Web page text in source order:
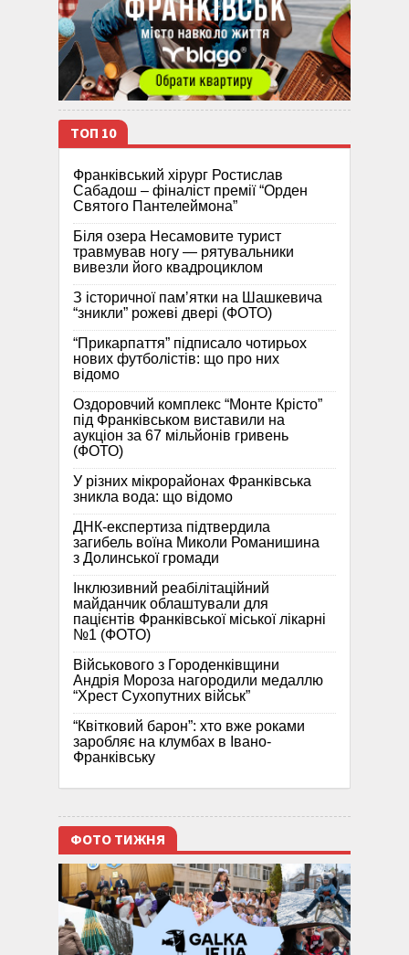
ТОП 10
Франківський хірург Ростислав
Сабадош – фіналіст премії “Орден
Святого Пантелеймона”
Біля озера Несамовите турист
травмував ногу — рятувальники
вивезли його квадроциклом
З історичної памʼятки на Шашкевича
“зникли” рожеві двері (ФОТО)
“Прикарпаття” підписало чотирьох
нових футболістів: що про них
відомо
Оздоровчий комплекс “Монте Крісто”
під Франківськом виставили на
аукціон за 67 мільйонів гривень
(ФОТО)
У різних мікрорайонах Франківська
зникла вода: що відомо
ДНК-експертиза підтвердила
загибель воїна Миколи Романишина
з Долинської громади
Інклюзивний реабілітаційний
майданчик облаштували для
пацієнтів Франківської міської лікарні
№1 (ФОТО)
Військового з Городенківщини
Андрія Мороза нагородили медаллю
“Хрест Сухопутних військ”
“Квітковий барон”: хто вже роками
заробляє на клумбах в Івано-
Франківську
ФОТО ТИЖНЯ